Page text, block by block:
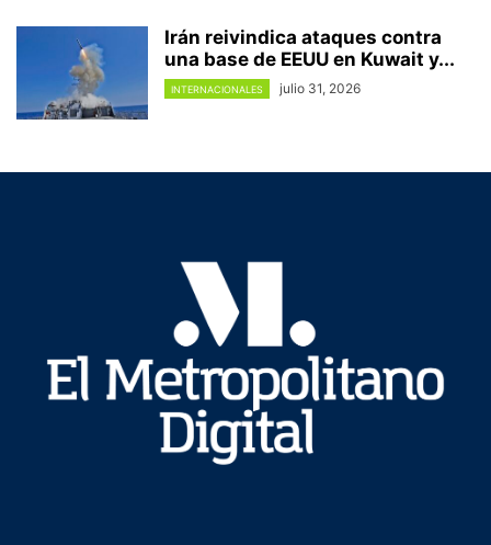
Irán reivindica ataques contra
una base de EEUU en Kuwait y...
INTERNACIONALES julio 31, 2026